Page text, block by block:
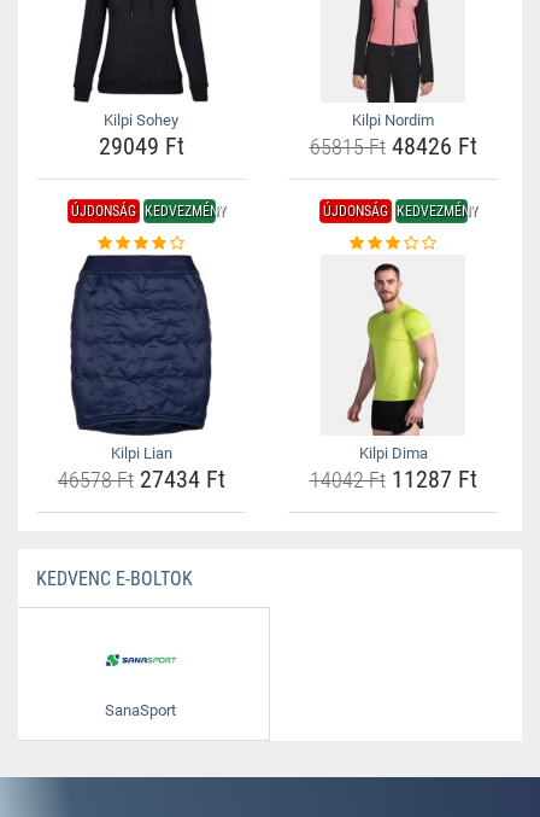
Kilpi Sohey
29049 Ft
Kilpi Nordim
65815 Ft48426 Ft
ÚJDONSÁG KEDVEZMÉNY
Kilpi Lian
46578 Ft27434 Ft
ÚJDONSÁG KEDVEZMÉNY
Kilpi Dima
14042 Ft11287 Ft
KEDVENC E-BOLTOK
SanaSport